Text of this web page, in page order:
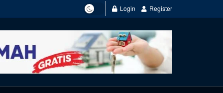
Login Register